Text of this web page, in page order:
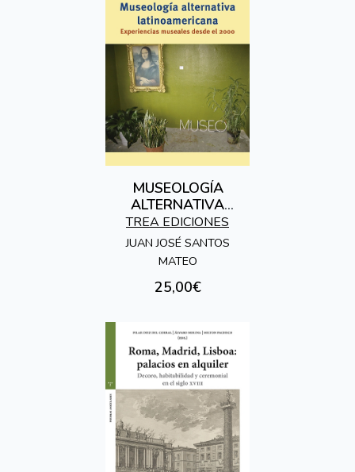
MUSEOLOGÍA
ALTERNATIVA
LATINOAMERICANA
TREA EDICIONES
JUAN JOSÉ SANTOS
MATEO
25,00€